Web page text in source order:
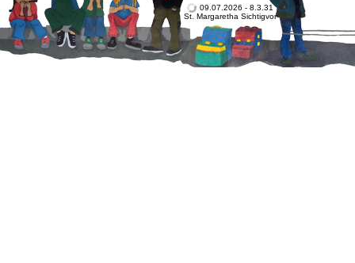
09.07.2026 - 8.3.31
St. Margaretha Sichtigvor